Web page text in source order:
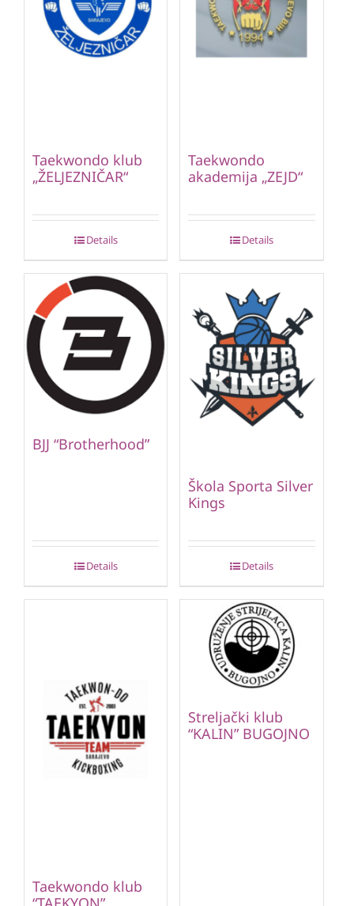
Taekwondo klub
„ŽELJEZNIČAR“
Details
Taekwondo
akademija „ZEJD“
Details
BJJ “Brotherhood”
Details
Škola Sporta Silver
Kings
Details
Taekwondo klub
Streljački klub
“KALIN” BUGOJNO